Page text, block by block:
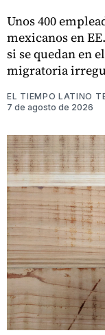
Unos 400
mexicanos en
si se quedan en
migratoria
EL TIEMPO LATINO
7 de agosto de 2026